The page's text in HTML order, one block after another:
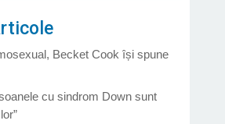
Becket Cook își spune
cu sindrom Down sunt